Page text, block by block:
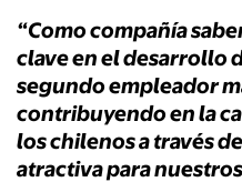
“Como compañía
clave en el desarrollo
segundo empleador
contribuyendo en la
los chilenos a través
atractiva para